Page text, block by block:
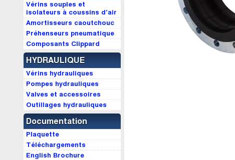
Vérins souples et
isolateurs à coussins d'air
Amortisseurs caoutchouc
Préhenseurs pneumatique
Composants Clippard
HYDRAULIQUE
Vérins hydrauliques
Pompes hydrauliques
Valves et accessoires
Outillages hydrauliques
Documentation
Plaquette
Téléchargements
English Brochure